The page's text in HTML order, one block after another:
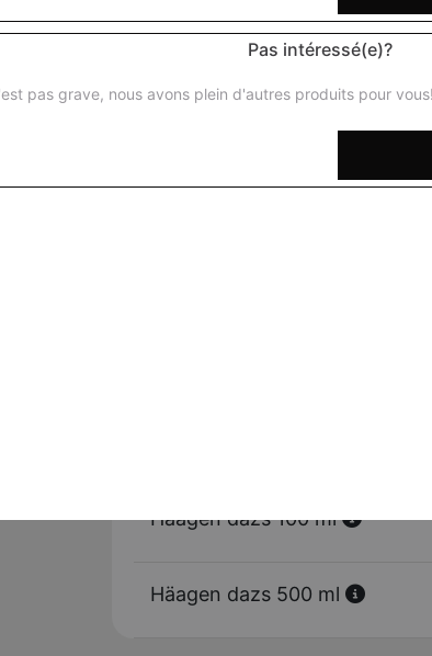
Häagen dazs 100 ml
Häagen dazs 500 ml
Pas intéressé(e)?
pas grave, nous avons plein d'autres produits pour vous!